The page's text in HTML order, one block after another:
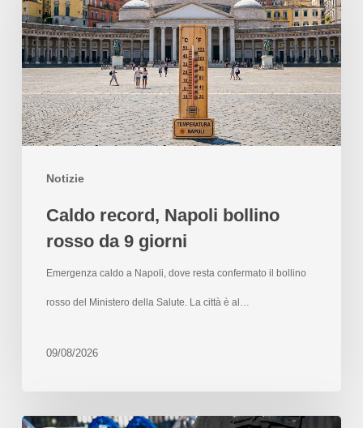
Notizie
Caldo record, Napoli bollino
rosso da 9 giorni
Emergenza caldo a Napoli, dove resta confermato il bollino
rosso del Ministero della Salute. La città è al…
09/08/2026